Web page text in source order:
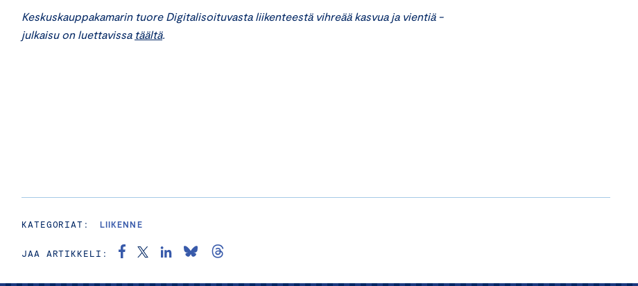
Keskuskauppakamarin tuore Digitalisoituvasta liikenteestä vihreää kasvua ja vientiä -
julkaisu on luettavissa täältä.
KATEGORIAT: LIIKENNE
JAA ARTIKKELI: